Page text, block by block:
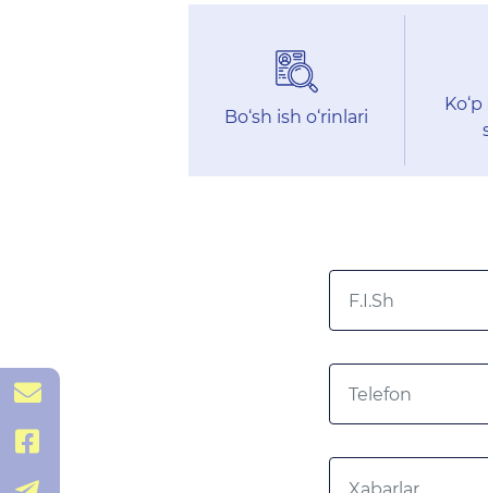
Bo‘sh ish o‘rinlari
kor_kxtv@xtv.uz
@QRmshmb